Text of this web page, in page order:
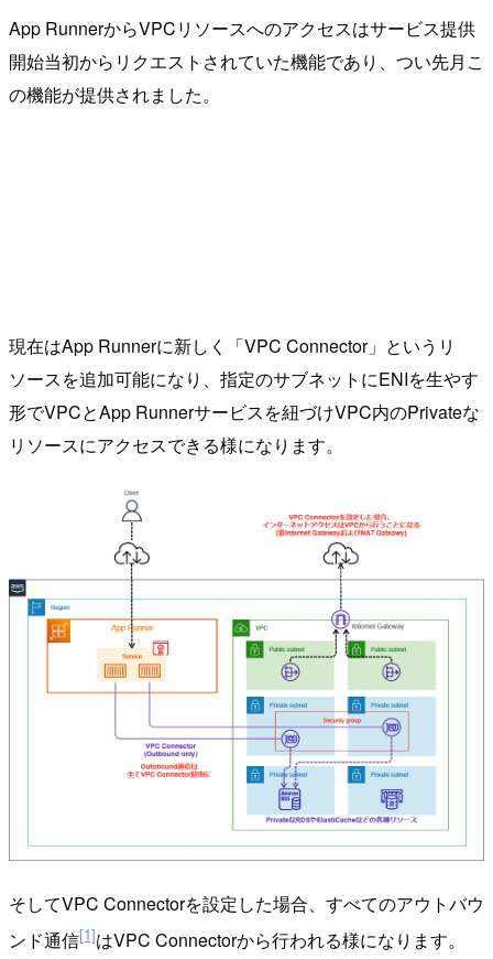
App RunnerからVPCリソースへのアクセスはサービス提供
開始当初からリクエストされていた機能であり、つい先月こ
の機能が提供されました。
現在はApp Runnerに新しく「VPC Connector」というリ
ソースを追加可能になり、指定のサブネットにENIを生やす
形でVPCとApp Runnerサービスを紐づけVPC内のPrivateな
リソースにアクセスできる様になります。
そしてVPC Connectorを設定した場合、すべてのアウトバウ
ンド通信[1]はVPC Connectorから行われる様になります。